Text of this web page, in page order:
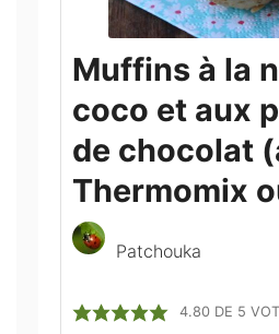
Muffins à la
coco et aux
de chocolat
Thermomix
Patchouka
4.80DE 5